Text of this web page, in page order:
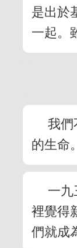
是出於
一起。
我們
的生命
一
裡覺得
們就成